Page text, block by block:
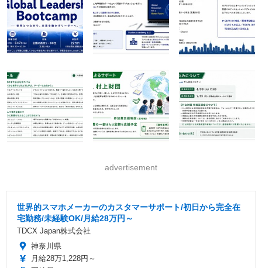
advertisement
世界的スマホメーカーのカスタマーサポート/初日から完全在
宅勤務/未経験OK/月給28万円～
TDCX Japan株式会社
神奈川県
月給28万1,228円～